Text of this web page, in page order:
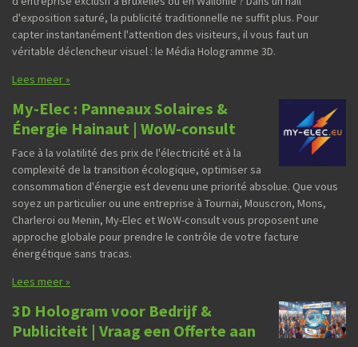
d'exposition saturé, la publicité traditionnelle ne suffit plus. Pour
capter instantanément l'attention des visiteurs, il vous faut un
véritable déclencheur visuel : le Média Hologramme 3D.
Lees meer »
My-Elec : Panneaux Solaires &
Énergie Hainaut | WoW-consult
Face à la volatilité des prix de l'électricité et à la
complexité de la transition écologique, optimiser sa
consommation d'énergie est devenu une priorité absolue. Que vous
soyez un particulier ou une entreprise à Tournai, Mouscron, Mons,
Charleroi ou Menin, My-Elec et WoW-consult vous proposent une
approche globale pour prendre le contrôle de votre facture
énergétique sans tracas.
Lees meer »
3D Hologram voor Bedrijf &
Publiciteit | Vraag een Offerte aan